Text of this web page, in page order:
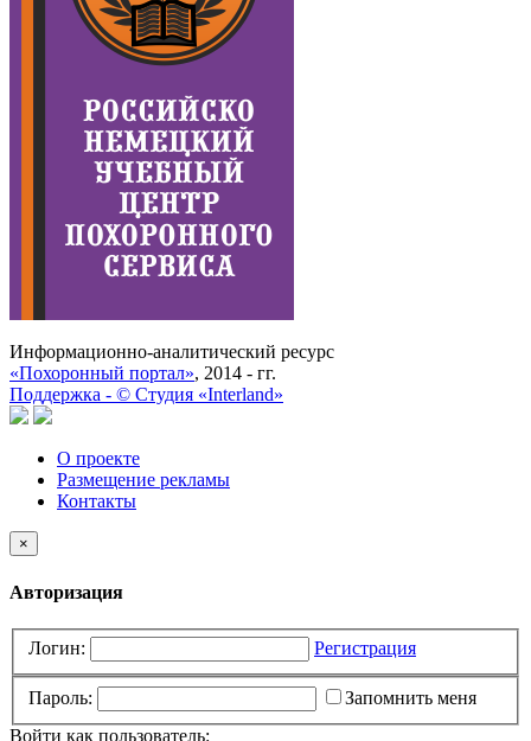
Информационно-аналитический ресурс
«Похоронный портал», 2014 - гг.
Поддержка - © Cтудия «Interland»
О проекте
Размещение рекламы
Контакты
×
Авторизация
Логин: Регистрация
Пароль:
Запомнить меня
Войти как пользователь: